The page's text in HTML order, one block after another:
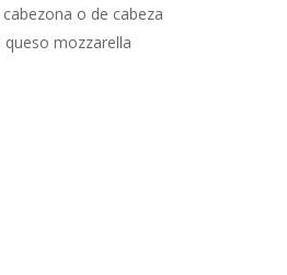
o de cabeza
queso mozzarella